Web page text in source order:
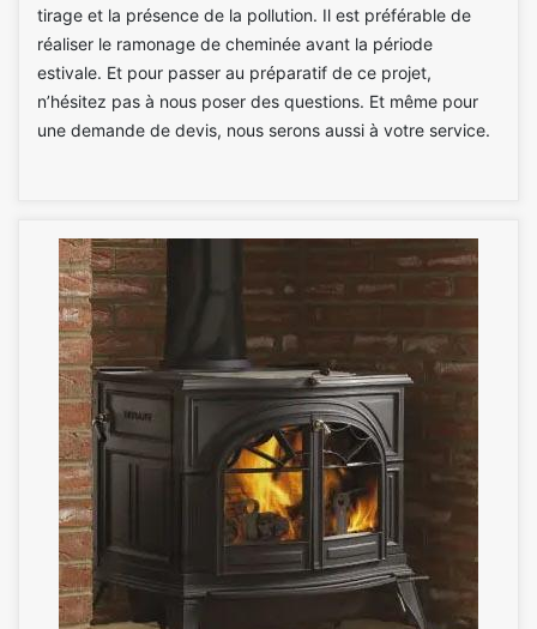
tirage et la présence de la pollution. Il est préférable de
réaliser le ramonage de cheminée avant la période
estivale. Et pour passer au préparatif de ce projet,
n’hésitez pas à nous poser des questions. Et même pour
une demande de devis, nous serons aussi à votre service.